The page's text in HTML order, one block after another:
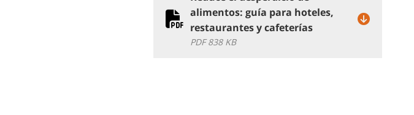
alimentos: guía para hoteles,
restaurantes y cafeterías
PDF 838 KB